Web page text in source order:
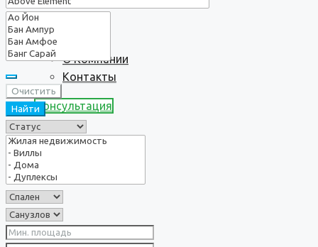
О нас
О Компании
Контакты
Консультация
Очистить
Найти